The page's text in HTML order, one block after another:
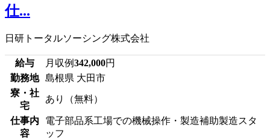
仕...
日研トータルソーシング株式会社
給与 月収例342,000円
勤務地 島根県 大田市
寮・社
宅
あり（無料）
仕事内
容
電子部品系工場での機械操作・製造補助製造スタ
ッフ